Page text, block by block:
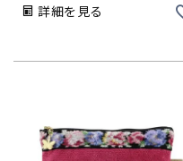
詳細を見る